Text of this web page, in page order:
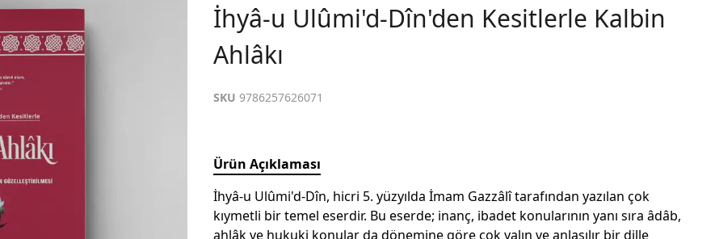
İhyâ-u Ulûmi'd-Dîn'den Kesitlerle Kalbin
Ahlâkı
SKU 9786257626071
Ürün Açıklaması
İhyâ-u Ulûmi'd-Dîn, hicri 5. yüzyılda İmam Gazzâlî tarafından yazılan çok
kıymetli bir temel eserdir. Bu eserde; inanç, ibadet konularının yanı sıra âdâb,
ahlâk ve hukuki konular da dönemine göre çok yalın ve anlaşılır bir dille